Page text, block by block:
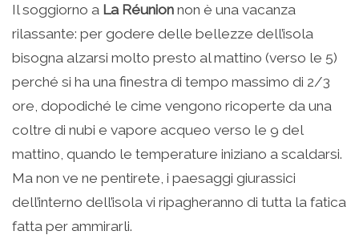
Il soggiorno a La Réunion non è una vacanza
rilassante: per godere delle bellezze dell’isola
bisogna alzarsi molto presto al mattino (verso le 5)
perché si ha una finestra di tempo massimo di 2/3
ore, dopodiché le cime vengono ricoperte da una
coltre di nubi e vapore acqueo verso le 9 del
mattino, quando le temperature iniziano a scaldarsi.
Ma non ve ne pentirete, i paesaggi giurassici
dell’interno dell’isola vi ripagheranno di tutta la fatica
fatta per ammirarli.